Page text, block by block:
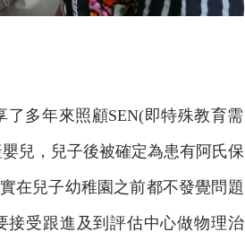
多年來照顧SEN(即特殊教育需
兒，兒子後被確定為患有阿氏保
在兒子幼稚園之前都不發覺問題
接受跟進及到評估中心做物理治